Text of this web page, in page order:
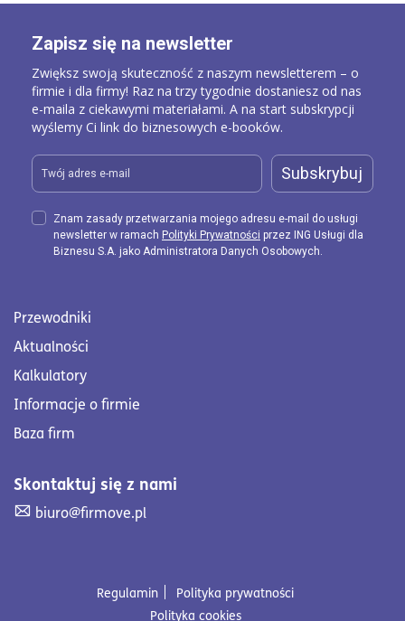
Przewodniki
Aktualności
Kalkulatory
Informacje o firmie
Baza firm
Skontaktuj się z nami
Skontaktuj się z nami. Wyślij mail na adres
biuro@firmove.pl
Zapisz się na newsletter
Zwiększ swoją skuteczność z naszym newsletterem – o
firmie i dla firmy! Raz na trzy tygodnie dostaniesz od nas
e-maila z ciekawymi materiałami. A na start subskrypcji
wyślemy Ci link do biznesowych e-booków.
Subskrybuj
Znam zasady przetwarzania mojego adresu e-mail do usługi
newsletter w ramach Polityki Prywatności przez ING Usługi dla
Biznesu S.A. jako Administratora Danych Osobowych.
Regulamin
Polityka prywatności
Polityka cookies